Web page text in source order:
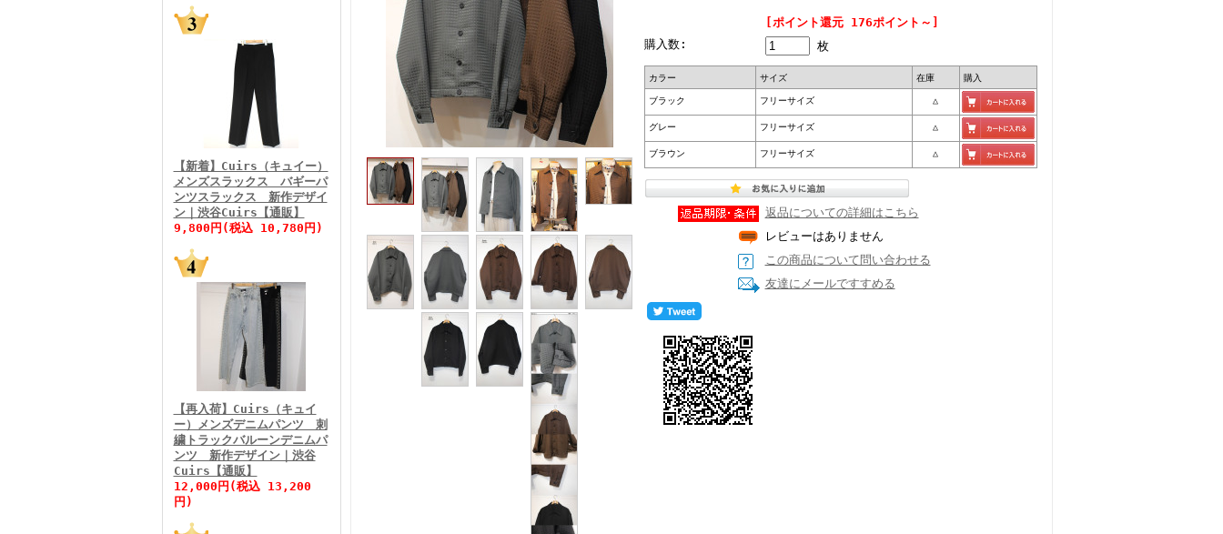
FINEBOYS2026年3月号
FINEBOYS2026年2月号
FINEBOYS2026年1月号
【新着】Cuirs（キュイー）
メンズスラックス バギーパ
ンツスラックス 新作デザイ
ン｜渋谷Cuirs【通販】
9,800円(税込 10,780円)
【再入荷】Cuirs（キュイ
ー）メンズデニムパンツ 刺
繍トラックバルーンデニムパ
ンツ 新作デザイン｜渋谷
Cuirs【通販】
12,000円(税込 13,200
円)
[ポイント還元 176ポイント～]
購入数:
枚
カラー サイズ 在庫 購入
ブラック フリーサイズ △
グレー フリーサイズ △
ブラウン フリーサイズ △
返品についての詳細はこちら
レビューはありません
この商品について問い合わせる
友達にメールですすめる